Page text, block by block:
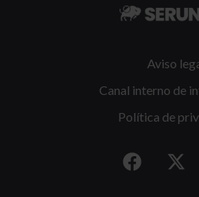
Aviso
Canal interno de
Política de